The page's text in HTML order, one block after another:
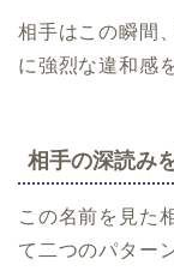
相手はこの瞬間
に強烈な違和感
相手の深読み
この名前を見た
て二つのパター